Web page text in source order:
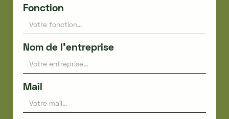
Fonction
Nom de l'entreprise
Mail